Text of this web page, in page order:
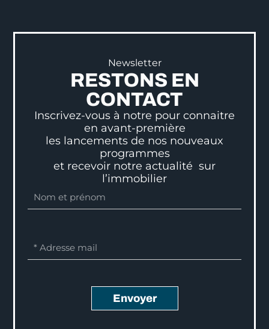
Newsletter
RESTONS EN
CONTACT
Inscrivez-vous à notre pour connaitre
en avant-première
les lancements de nos nouveaux
programmes
et recevoir notre actualité sur
l’immobilier
Envoyer